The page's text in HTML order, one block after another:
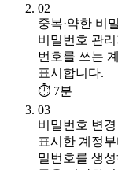
02
중복·약한 비
비밀번호 관
번호를 쓰는
표시합니다.
⏱ 7분
03
비밀번호 변
표시한 계정
밀번호를 생